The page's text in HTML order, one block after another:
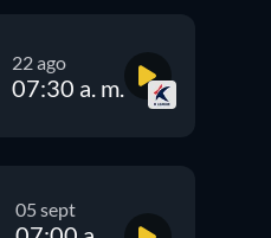
22 ago
07:30 a. m.
05 sept